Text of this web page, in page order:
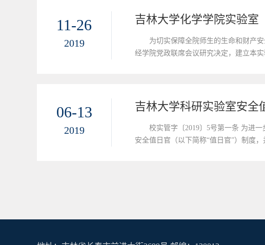
11-26
2019
吉林大学化学学院实验室
为切实保障全院师生的生命和财产
经学院党政联席会议研究决定，建立本
06-13
2019
吉林大学科研实验室安全
校实管字〔2019〕5号第一条 为进
安全值日官（以下简称“值日官”）制度